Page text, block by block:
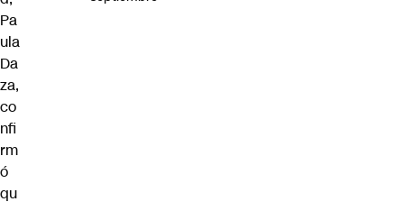
Pa
ula
Da
za,
co
nfi
rm
ó
qu